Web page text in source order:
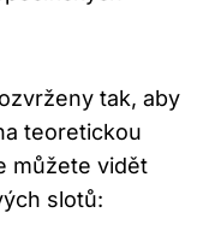
tak, aby
teoretickou
můžete vidět
slotů: